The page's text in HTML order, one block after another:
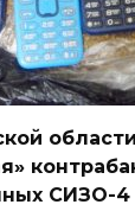
397
2026 09:19
СИЗО-4